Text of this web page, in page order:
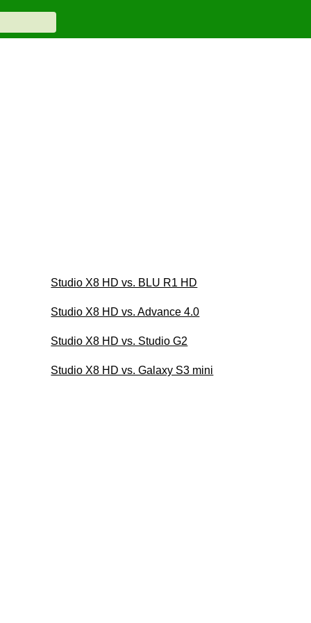
Studio X8 HD vs. BLU R1 HD
Studio X8 HD vs. Advance 4.0
Studio X8 HD vs. Studio G2
Studio X8 HD vs. Galaxy S3 mini